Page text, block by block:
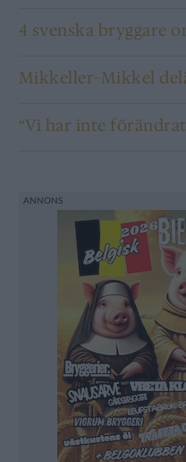
4 svenska bryggare
Mikkeller-Mikkel
“Vi har inte